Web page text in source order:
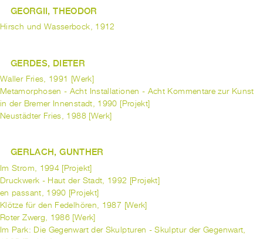
GEORGII, THEODOR
Hirsch und Wasserbock, 1912
GERDES, DIETER
Waller Fries, 1991 [Werk]
Metamorphosen - Acht Installationen - Acht Kommentare zur Kunst
in der Bremer Innenstadt, 1990 [Projekt]
Neustädter Fries, 1988 [Werk]
GERLACH, GUNTHER
Im Strom, 1994 [Projekt]
Druckwerk - Haut der Stadt, 1992 [Projekt]
en passant, 1990 [Projekt]
Klötze für den Fedelhören, 1987 [Werk]
Roter Zwerg, 1986 [Werk]
Im Park: Die Gegenwart der Skulpturen - Skulptur der Gegenwart,